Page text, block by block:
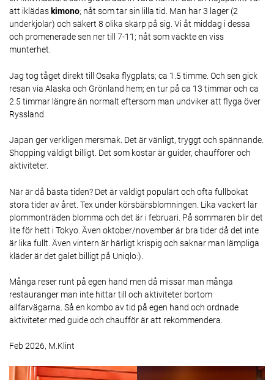
att iklädas kimono; nåt som tar sin lilla tid. Man har 3 lager (2
underkjolar) och säkert 8 olika skärp på sig. Vi åt middag i dessa
och promenerade sen ner till 7-11; nåt som väckte en viss
munterhet.
Jag tog tåget direkt till Osaka flygplats; ca 1.5 timme. Och sen gick
resan via Alaska och Grönland hem; en tur på ca 13 timmar och ca
2.5 timmar längre än normalt eftersom man undviker att flyga över
Ryssland.
Japan ger verkligen mersmak. Det är vänligt, tryggt och spännande.
Shopping väldigt billigt. Det som kostar är guider, chaufförer och
aktiviteter.
När är då bästa tiden? Det är väldigt populärt och ofta fullbokat
stora tider av året. Tex under körsbärsblomningen. Lika vackert lär
plommonträden blomma och det är i februari. På sommaren blir det
lite för hett i Tokyo. Även oktober/november är bra tider då det inte
är lika fullt. Även vintern är härligt krispig och saknar man lämpliga
kläder är det galet billigt på Uniqlo:).
Många reser runt på egen hand men då missar man många
restauranger man inte hittar till och aktiviteter bortom
allfarvägarna. Så en kombo av tid på egen hand och ordnade
aktiviteter med guide och chaufför är att rekommendera.
Feb 2026, M.Klint